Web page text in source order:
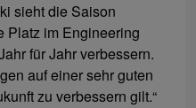
sieht die Saison
Platz im Engineering
für Jahr verbessern.
auf einer sehr guten
zu verbessern gilt.“